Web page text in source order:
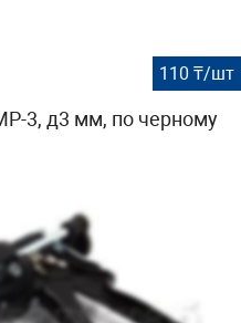
110 ₸/шт
3, д3 мм, по черному